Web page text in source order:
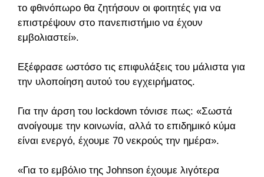
το φθινόπωρο θα ζητήσουν οι φοιτητές για να
επιστρέψουν στο πανεπιστήμιο να έχουν
εμβολιαστεί».
Εξέφρασε ωστόσο τις επιφυλάξεις του μάλιστα για
την υλοποίηση αυτού του εγχειρήματος.
Για την άρση του lockdown τόνισε πως: «Σωστά
ανοίγουμε την κοινωνία, αλλά το επιδημικό κύμα
είναι ενεργό, έχουμε 70 νεκρούς την ημέρα».
«Για το εμβόλιο της Johnson έχουμε λιγότερα